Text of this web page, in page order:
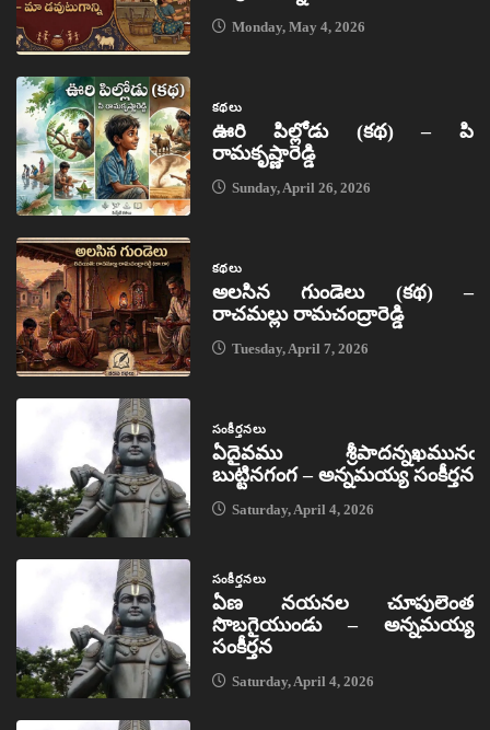
Monday, May 4, 2026
కథలు
ఊరి పిల్లోడు (కథ) – పి
రామకృష్ణారెడ్డి
Sunday, April 26, 2026
కథలు
అలసిన గుండెలు (కథ) –
రాచమల్లు రామచంద్రారెడ్డి
Tuesday, April 7, 2026
సంకీర్తనలు
ఏదైవము శ్రీపాదన్నఖమునఁ
బుట్టినగంగ – అన్నమయ్య సంకీర్తన
Saturday, April 4, 2026
సంకీర్తనలు
ఏణ నయనల చూపులెంత
సొబగైయుండు – అన్నమయ్య
సంకీర్తన
Saturday, April 4, 2026